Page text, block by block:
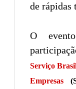
de rápidas
O
Serviço
Empresas